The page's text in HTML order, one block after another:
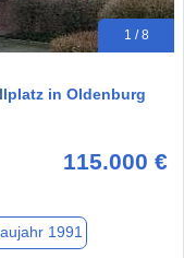
1 / 8
in Oldenburg
115.000 €
1991